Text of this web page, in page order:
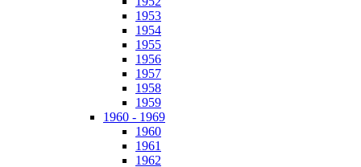
1953
1954
1955
1956
1957
1958
1959
1960 - 1969
1960
1961
1962